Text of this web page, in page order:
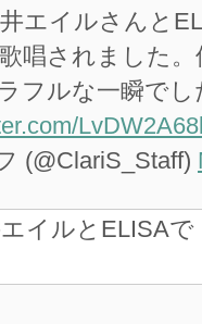
エイルさんと
唱されました
フルな一瞬で
(@ClariS_Staff)
イルとELISA